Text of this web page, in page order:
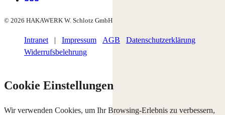
© 2026 HAKAWERK W. Schlotz GmbH
Intranet | Impressum AGB
Datenschutzerklärung
Widerrufsbelehrung
Cookie Einstellungen
Wir verwenden Cookies, um Ihr Browsing-Erlebnis zu verbessern,